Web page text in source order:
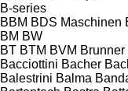
B-series
BBM BDS Maschinen
BM BW
BT BTM BVM Brunner
Bacciottini Bacher
Balestrini Balma